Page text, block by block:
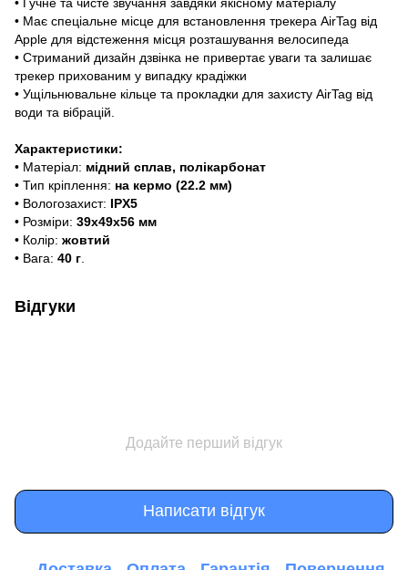
• Має спеціальне місце для встановлення трекера AirTag від
Apple для відстеження місця розташування велосипеда
• Стриманий дизайн дзвінка не привертає уваги та залишає
трекер прихованим у випадку крадіжки
• Ущільнювальне кільце та прокладки для захисту AirTag від
води та вібрацій.
Характеристики:
• Матеріал: мідний сплав, полікарбонат
• Тип кріплення: на кермо (22.2 мм)
• Вологозахист: IPX5
• Розміри: 39х49х56 мм
• Колір: жовтий
• Вага: 40 г
Відгуки
Додайте перший відгук
Написати відгук